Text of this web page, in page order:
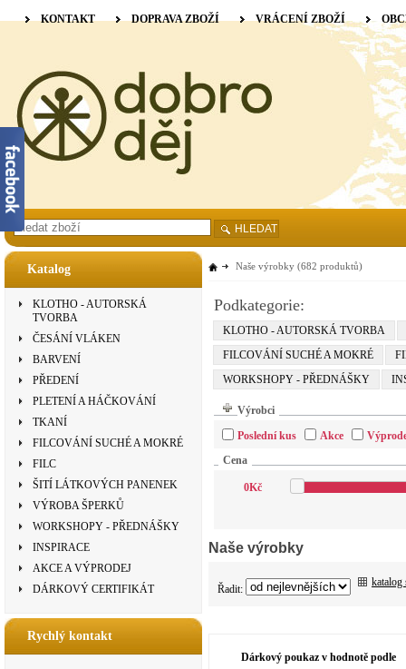
Katalog
KLOTHO - AUTORSKÁ
TVORBA
ČESÁNÍ VLÁKEN
BARVENÍ
PŘEDENÍ
PLETENÍ A HÁČKOVÁNÍ
TKANÍ
FILCOVÁNÍ SUCHÉ A MOKRÉ
FILC
ŠITÍ LÁTKOVÝCH PANENEK
VÝROBA ŠPERKŮ
WORKSHOPY - PŘEDNÁŠKY
INSPIRACE
AKCE A VÝPRODEJ
DÁRKOVÝ CERTIFIKÁT
Rychlý kontakt
Naše výrobky (682 produktů)
Podkategorie:
KLOTHO - AUTORSKÁ TVORBA
FILCOVÁNÍ SUCHÉ A MOKRÉ
WORKSHOPY - PŘEDNÁŠKY
Výrobci
Poslední kus
Akce
Cena
0Kč
Naše výrobky
Řadit:
katalog
Dárkový poukaz v hodnotě podle
KONTAKT DOPRAVA ZBOŽÍ VRÁCENÍ ZBOŽÍ
HLEDAT